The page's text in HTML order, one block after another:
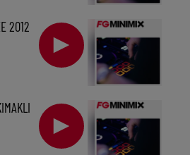
2012